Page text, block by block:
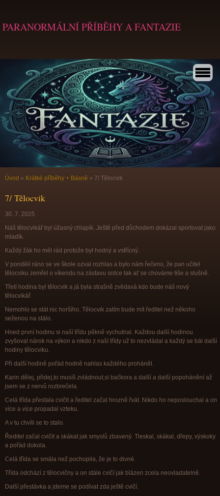
PARANORMÁLNÍ PŘÍBĚHY A FANTAZIE
Úvod » Krátké příběhy + Básně » 7/ Tělocvik
7/ Tělocvik
30. 7. 2025
Náš tělocvikář byl úžasný chlapík. Ještě před důchodem dokázal sportovat jako
mladík.
Každý žák ho měl rád protože byl hodný a vstřícný.
V pondělí ráno se ve škole ozval rozhlas a bylo nám řečeno, že pan učitel
tělocviku zemřel o víkendu na zástavu srdce tak ať se chováme tiše a slušně.
Třetí hodina byl tělocvik a já byla strašně zvědavá kdo bude náš nový
tělocvikář.
Nemohlo se stát nic horšího. Tělocvik zatím bude mít ředitel než někoho
seženou na stálo.
Hned první hodinu si naší třídu pěkně vychutnal. Každou další hodinou
zvyšoval nárok na výkon a nikdo z naší třídy už to nezvládal a každý se bál další
hodiny tělocviku.
Při další hodině pořád hodně nahlas každého proháněl.
Karin dělej, přidej,to musíš zvládnout,si bačkora a další a další popohánění až
jsem se z nervů rozbrečela.
Celá třída přestala cvičit a ředitel začal hrozně řvát. Nikdo ho neposlouchal a on
více a více propadal vzteku.
A v tu chvíli se to stalo.
Ředitel začal cvičit a skákat jak smyslů zbavený. Tleskal, skákal, dřepy, výskoky
a pořád dokola.
Celá třída se smála než pochopila, že je to divné.
Třída odchází z tělocvičny a on stále cvičí jak blázen zcela neovladatelně.
Další přestávka a jdeme se podívat zda ještě cvičí.